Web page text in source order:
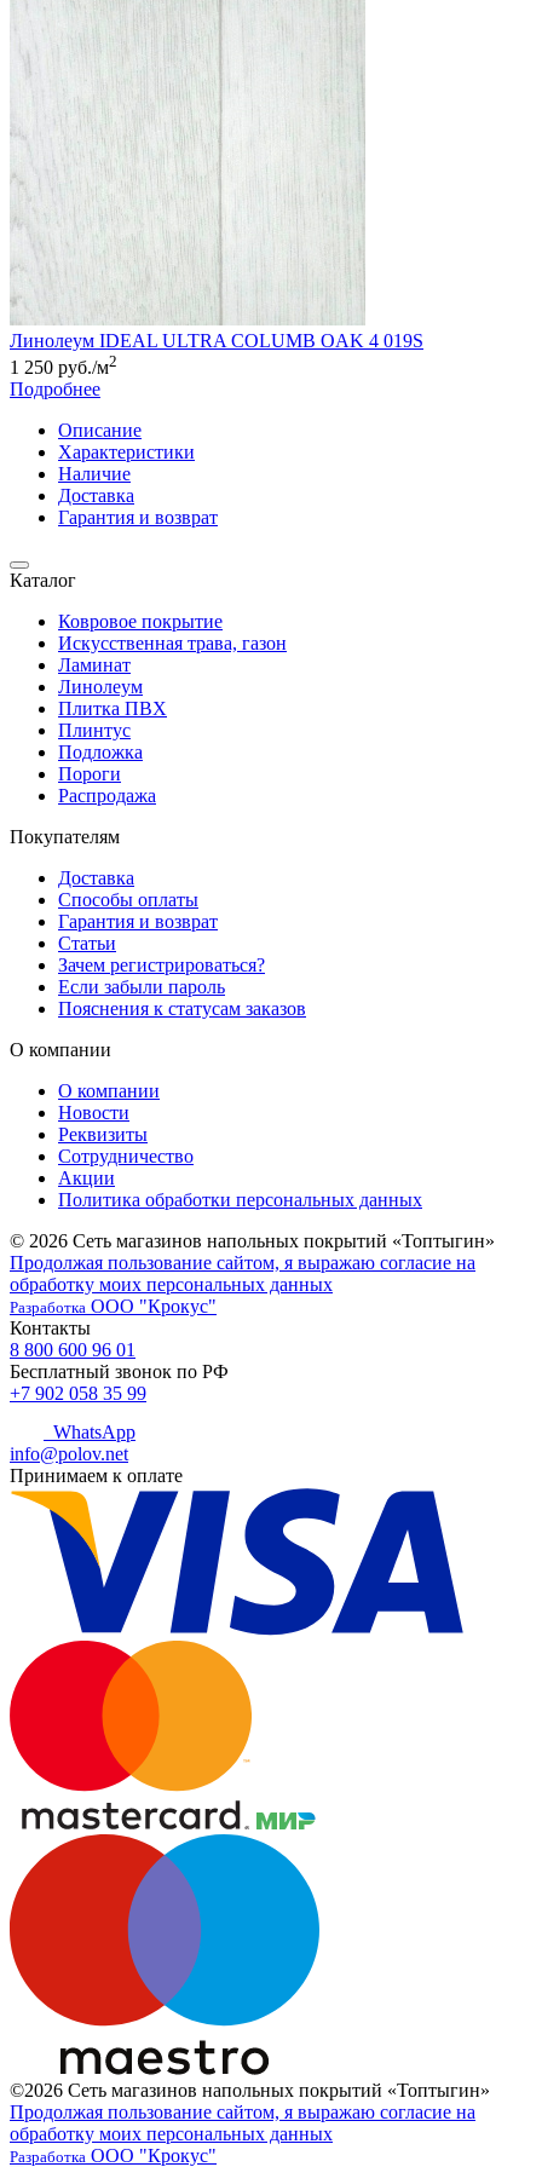
Линолеум IDEAL ULTRA COLUMB OAK 4 019S
1 250 руб./м2
Подробнее
Описание
Характеристики
Наличие
Доставка
Гарантия и возврат
Каталог
Ковровое покрытие
Искусственная трава, газон
Ламинат
Линолеум
Плитка ПВХ
Плинтус
Подложка
Пороги
Распродажа
Покупателям
Доставка
Способы оплаты
Гарантия и возврат
Статьи
Зачем регистрироваться?
Если забыли пароль
Пояснения к статусам заказов
О компании
О компании
Новости
Реквизиты
Сотрудничество
Акции
Политика обработки персональных данных
© 2026 Сеть магазинов напольных покрытий «Топтыгин»
Продолжая пользование сайтом, я выражаю согласие на
обработку моих персональных данных
Разработка ООО "Крокус"
Контакты
8 800 600 96 01
Бесплатный звонок по РФ
+7 902 058 35 99
WhatsApp
info@polov.net
Принимаем к оплате
©2026 Сеть магазинов напольных покрытий «Топтыгин»
Продолжая пользование сайтом, я выражаю согласие на
обработку моих персональных данных
Разработка ООО "Крокус"